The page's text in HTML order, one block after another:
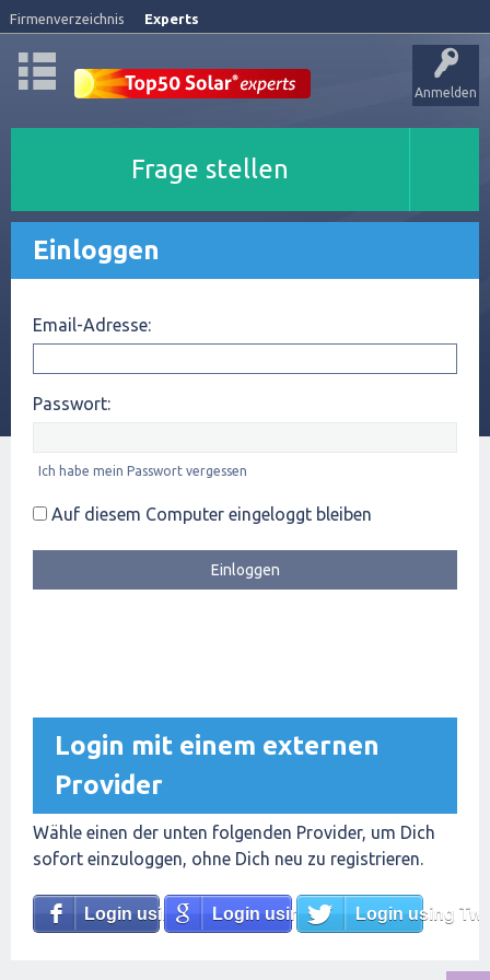
Firmenverzeichnis Experts
Anmelden
Frage stellen
Einloggen
Email-Adresse:
Passwort:
Ich habe mein Passwort vergessen
Auf diesem Computer eingeloggt bleiben
Login mit einem externen
Provider
Wähle einen der unten folgenden Provider, um Dich
sofort einzuloggen, ohne Dich neu zu registrieren.
Login using FacebookLogin using GoogleLogin using